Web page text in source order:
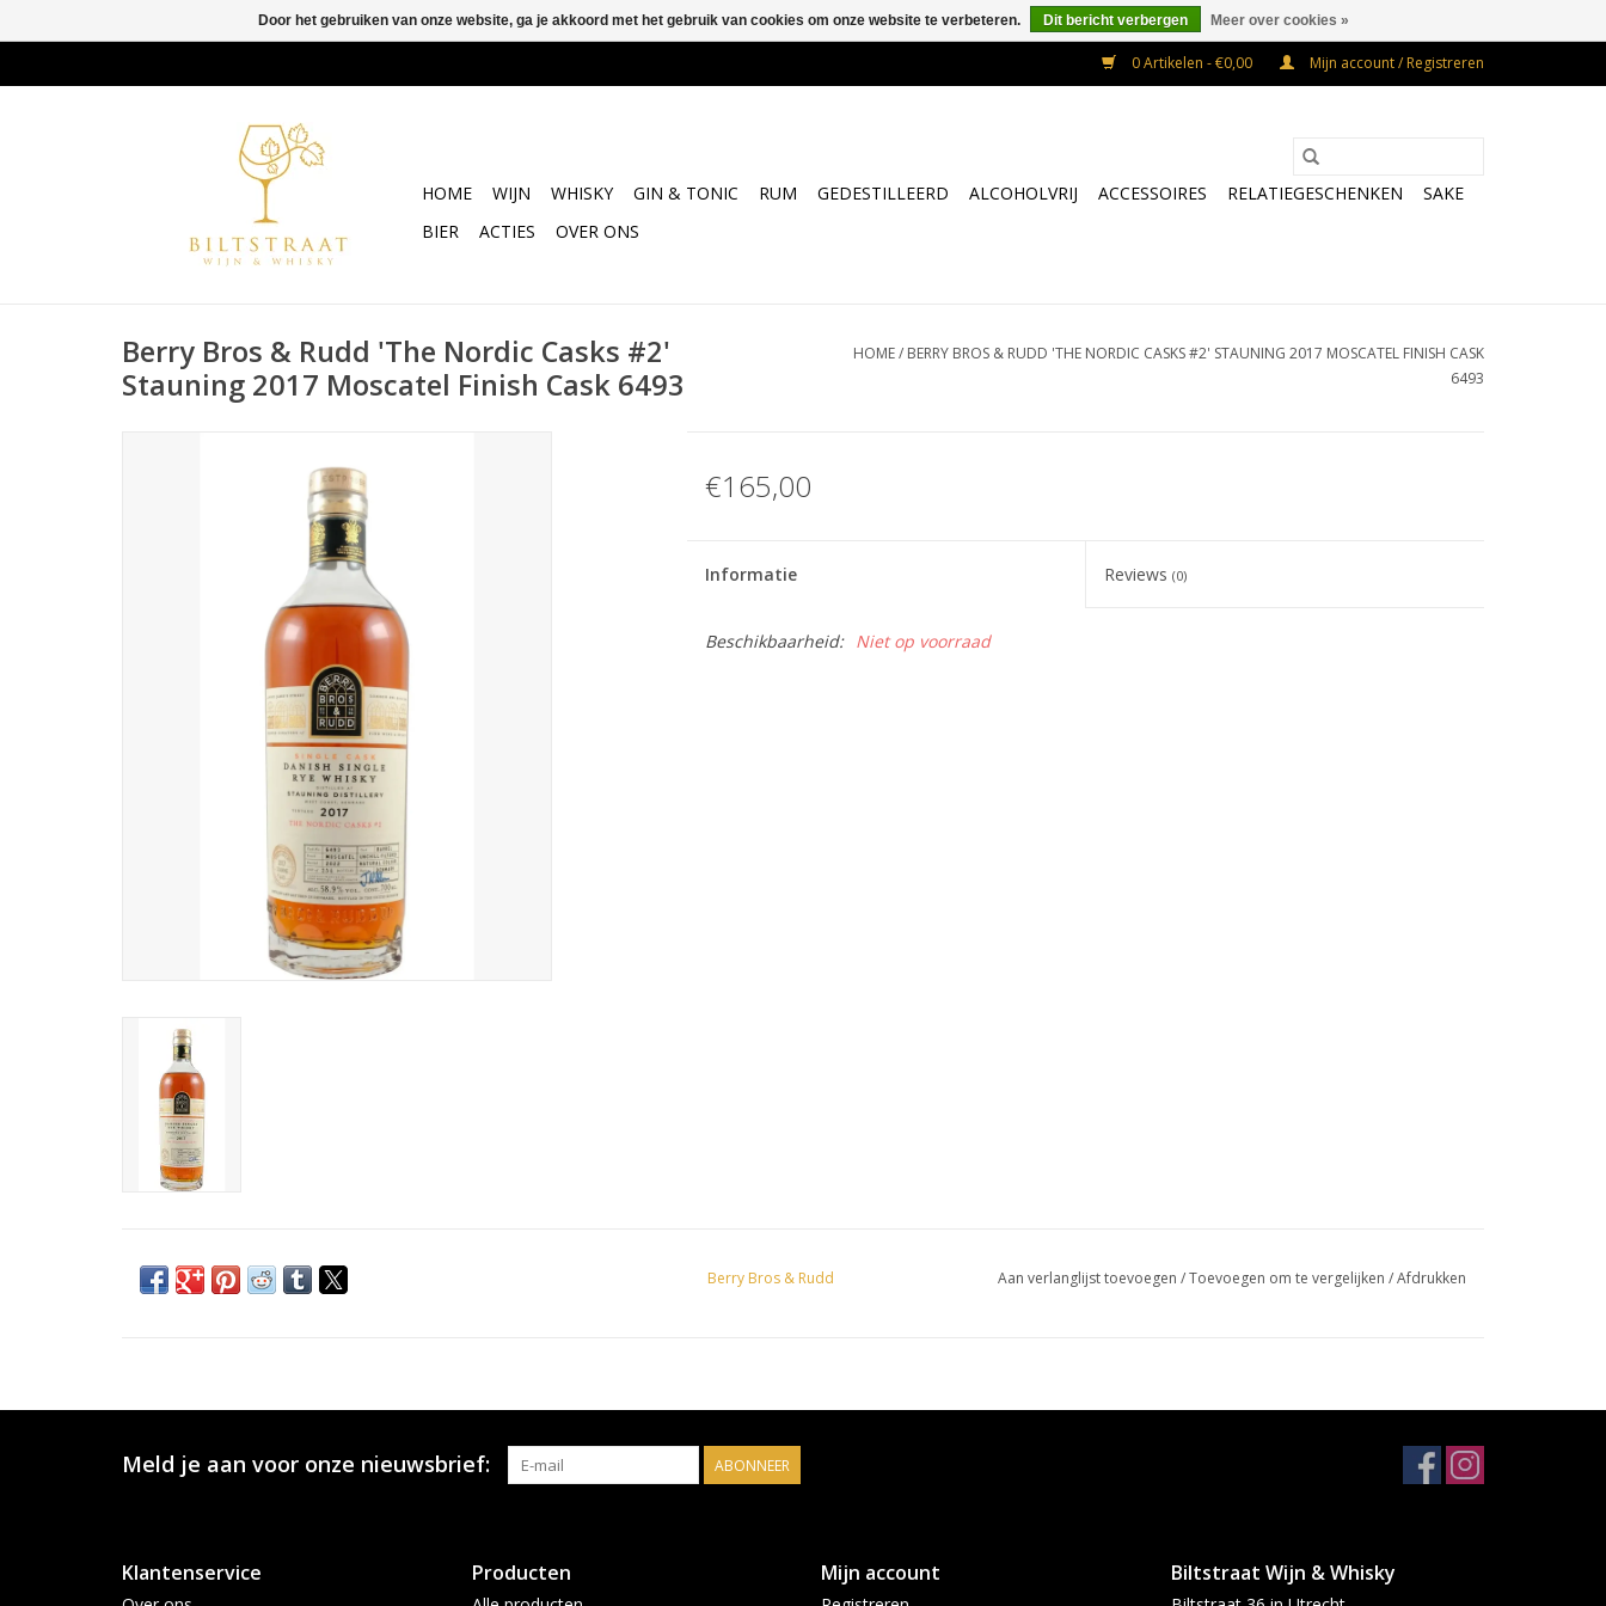
0 Artikelen - €0,00 Mijn account / Registreren
HOME WIJN WHISKY GIN & TONIC RUM GEDESTILLEERD ALCOHOLVRIJ ACCESSOIRES RELATIEGESCHENKEN
SAKE
BIER
ACTIES OVER ONS
Berry Bros & Rudd 'The Nordic Casks #2'
Stauning 2017 Moscatel Finish Cask 6493
HOME/ BERRY BROS & RUDD 'THE NORDIC CASKS #2' STAUNING 2017 MOSCATEL FINISH CASK
6493
€165,00
Informatie Reviews(0)
Beschikbaarheid: Niet op voorraad
Berry Bros & Rudd Aan verlanglijst toevoegen /Toevoegen om te vergelijken /Afdrukken
Meld je aan voor onze nieuwsbrief: ABONNEER
Klantenservice Producten Mijn account Biltstraat Wijn & Whisky
Door het gebruiken van onze website, ga je akkoord met het gebruik van cookies om onze website te verbeteren. Dit bericht verbergen Meer over cookies »